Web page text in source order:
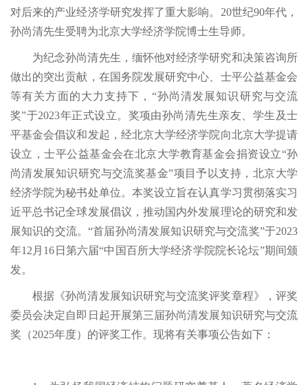
对后来的产业经济学研究发挥了重大影响。20世纪90年代，
孙尚清先生受聘为北京大学经济学院博士生导师。
为纪念孙尚清先生，缅怀他对经济学研究和决策咨询所
做出的突出贡献，在国务院发展研究中心、士平公益基金会
等有关方面的大力支持下，“孙尚清发展知识研究与交流
奖”于2023年正式设立。奖项由孙尚清先生亲友、学生及士
平基金会倡议和发起，经北京大学经济学院向北京大学提请
设立，士平公益基金会在北京大学教育基金会捐资设立“孙
尚清发展知识研究与交流奖基金”项目予以支持，北京大学
经济学院为秘书处单位。本奖设立旨在认真学习贯彻落实习
近平总书记全球发展倡议，推动国内外发展理论的研究和发
展知识的交流。“首届孙尚清发展知识研究与交流奖”于2023
年12月16日第六届“中国百所大学经济学院院长论坛”期间颁
发。
根据《孙尚清发展知识研究与交流奖评奖章程》，评奖
委员会决定自即日起开展第三届孙尚清发展知识研究与交流
奖（2025年度）的评奖工作。现将有关事项公告如下：